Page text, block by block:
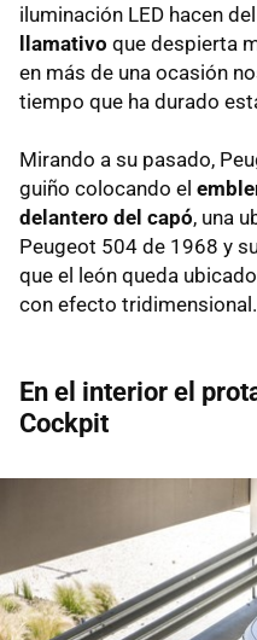
iluminación LED hacen del
llamativo que despierta
en más de una ocasión
tiempo que ha durado
Mirando a su pasado,
guiño colocando el
delantero del capó, una
Peugeot 504 de 1968 y
que el león queda
con efecto tridimensional.
En el interior el
Cockpit